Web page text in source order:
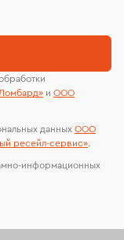
и ООО
данных ООО
ресейл-сервиc».
информационных